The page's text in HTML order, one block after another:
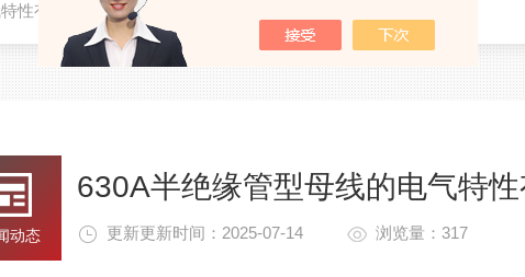
性有哪些？
动态
630A半绝缘管型母线的电气特性
更新更新时间：2025-07-14 浏览量：317